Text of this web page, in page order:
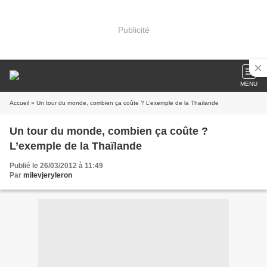
Publicité
MENU
Accueil » Un tour du monde, combien ça coûte ? L’exemple de la Thaïlande
Un tour du monde, combien ça coûte ?
L’exemple de la Thaïlande
Publié le 26/03/2012 à 11:49
Par milevjeryleron